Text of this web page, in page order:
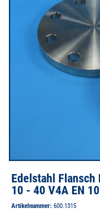
Edelstahl Flansch
10 - 40 V4A EN
Artikelnummer: 600.1315